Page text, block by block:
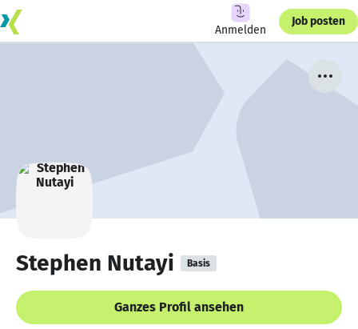
Anmelden
Job posten
Stephen Nutayi Basis
Ganzes Profil ansehen